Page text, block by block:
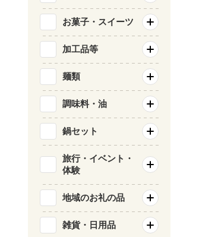
お菓子・スイーツ
加工品等
麺類
調味料・油
鍋セット
旅行・イベント・
体験
地域のお礼の品
雑貨・日用品